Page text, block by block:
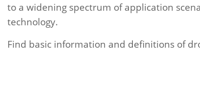
to a widening spectrum of application
technology.
Find basic information and definitions of